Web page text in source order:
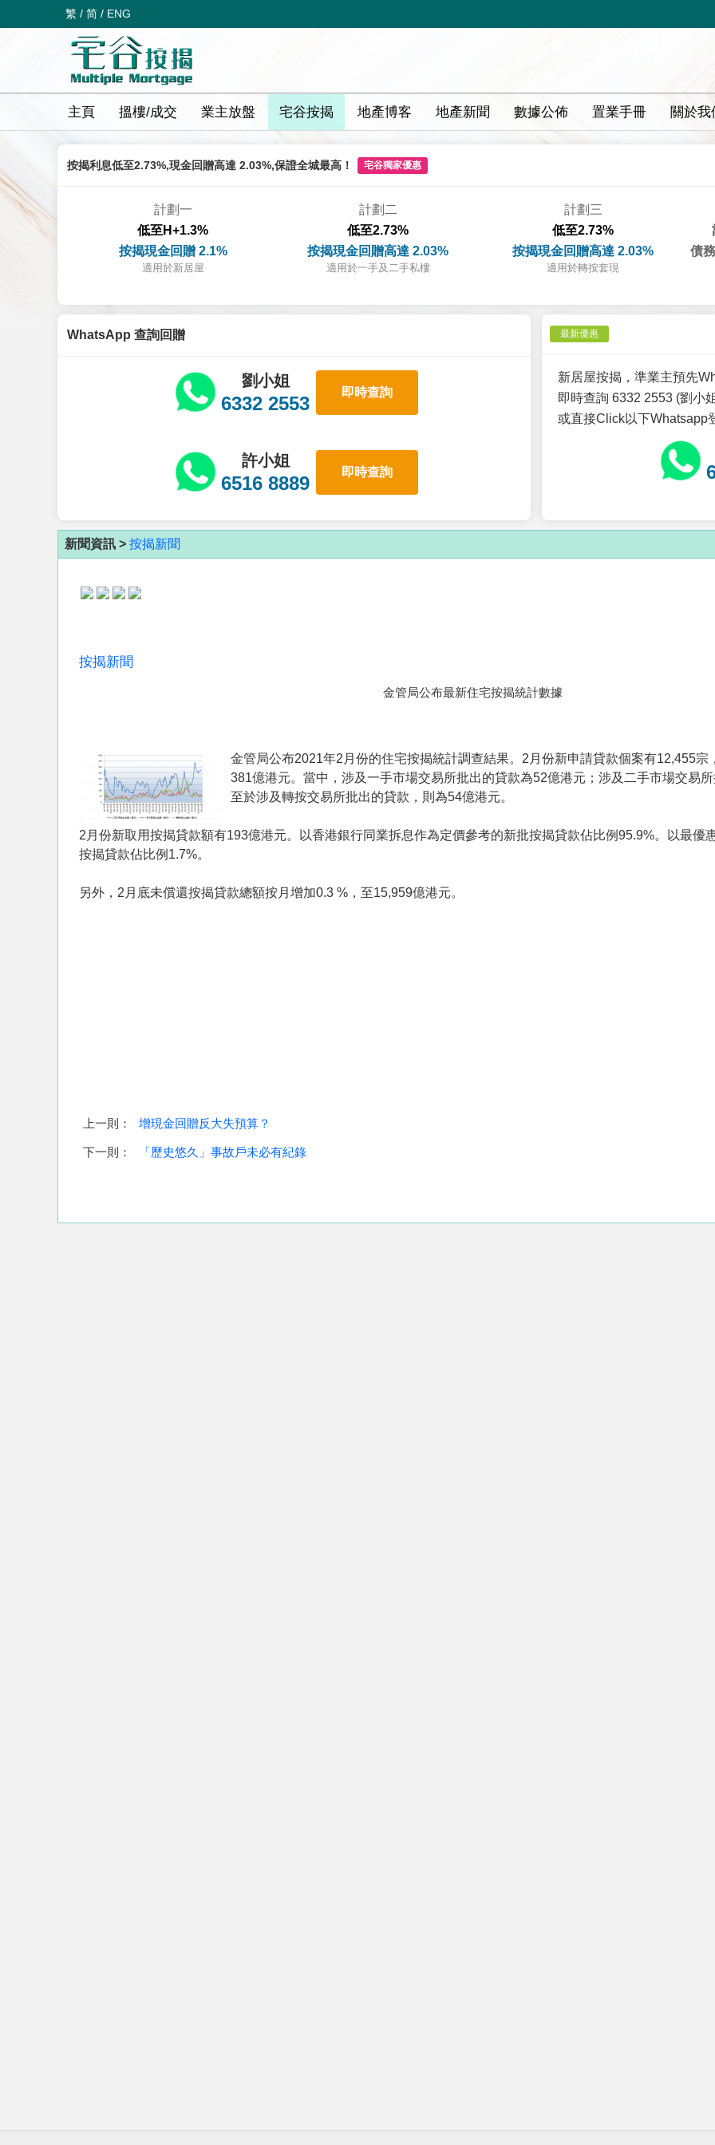
繁 / 简 / ENG
主頁 搵樓/成交 業主放盤 宅谷按揭 地產博客 地產新聞 數據公佈 置業手冊 關於我
按揭利息低至2.73%,現金回贈高達 2.03%,保證全城最高！ 宅谷獨家優惠
計劃一
低至H+1.3%
按揭現金回贈 2.1%
適用於新居屋
計劃二
低至2.73%
按揭現金回贈高達 2.03%
適用於一手及二手私樓
計劃三
低至2.73%
按揭現金回贈高達 2.03%
適用於轉按套現
債
WhatsApp 查詢回贈
劉小姐
6332 2553
即時查詢
許小姐
6516 8889
即時查詢
最新優惠
新居屋按揭，準業主預先
即時查詢 6332 2553 (劉小
或直接Click以下Whatsapp
新聞資訊 > 按揭新聞
按揭新聞
金管局公布最新住宅按揭統計數據
金管局公布2021年2月份的住宅按揭統計調查結果。2月份新申請貸款個案有12,455宗
381億港元。當中，涉及一手市場交易所批出的貸款為52億港元；涉及二手市場交易所
至於涉及轉按交易所批出的貸款，則為54億港元。
2月份新取用按揭貸款額有193億港元。以香港銀行同業拆息作為定價參考的新批按揭貸款佔比例95.9%。以最優
按揭貸款佔比例1.7%。
另外，2月底未償還按揭貸款總額按月增加0.3 %，至15,959億港元。
上一則： 增現金回贈反大失預算？
下一則： 「歷史悠久」事故戶未必有紀錄